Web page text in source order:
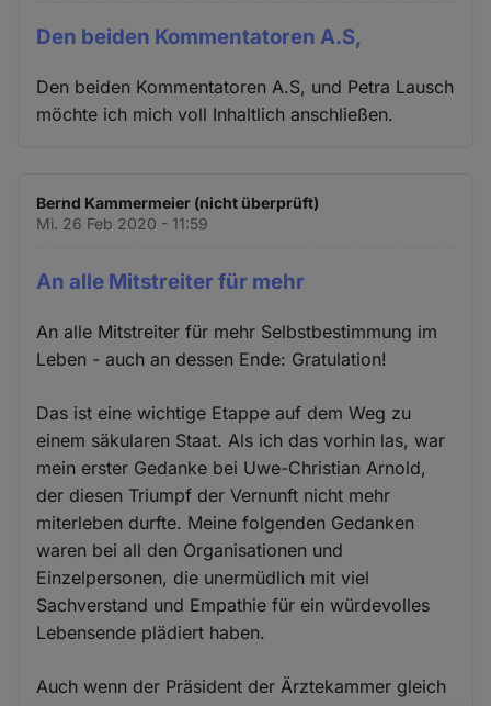
Den beiden Kommentatoren A.S,
Den beiden Kommentatoren A.S, und Petra Lausch
möchte ich mich voll Inhaltlich anschließen.
Bernd Kammermeier (nicht überprüft)
Mi. 26 Feb 2020 - 11:59
An alle Mitstreiter für mehr
An alle Mitstreiter für mehr Selbstbestimmung im
Leben - auch an dessen Ende: Gratulation!
Das ist eine wichtige Etappe auf dem Weg zu
einem säkularen Staat. Als ich das vorhin las, war
mein erster Gedanke bei Uwe-Christian Arnold,
der diesen Triumpf der Vernunft nicht mehr
miterleben durfte. Meine folgenden Gedanken
waren bei all den Organisationen und
Einzelpersonen, die unermüdlich mit viel
Sachverstand und Empathie für ein würdevolles
Lebensende plädiert haben.
Auch wenn der Präsident der Ärztekammer gleich